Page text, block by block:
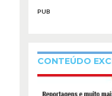
PUB
CONTEÚDO